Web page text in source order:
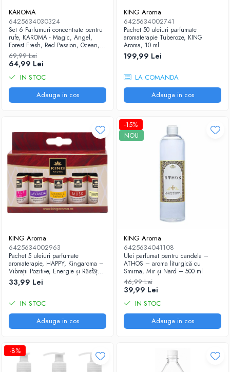
Accesorii și Difuzoare
Difuzoare Uleiuri Clasice
Suporți Conuri & bețe parfumate
Suporți Conuri Backflow
Flacoane & Recipiente
Cutii carton și soluții de expediere
Soluții Retail, B2B & Display
(Volume Mari)
Parfum pentru rufe (Bax/Vrac)
Uleiuri parfumate aromaterapie
(Pachete/Bax)
Odorizante Auto cu Pulverizator
KAROMA
6425634030324
Set 6 Parfumuri concentrate pentru
rufe, KAROMA - Magic, Angel,
Forest Fresh, Red Passion, Ocean,
Fresh Bloom, 6 x 50 ml
69,99 Lei
64,99 Lei
IN STOC
Adauga in cos
KING Aroma
6425634002741
Pachet 50 uleiuri parfumate
aromaterapie Tuberoze, KING
Aroma, 10 ml
199,99 Lei
LA COMANDA
Adauga in cos
KING Aroma
6425634002963
Pachet 5 uleiuri parfumate
aromaterapie, HAPPY, Kingaroma –
Vibrații Pozitive, Energie și Răsfăț
Senzual
33,99 Lei
IN STOC
Adauga in cos
-15%
NOU
KING Aroma
6425634041108
Ulei parfumat pentru candela –
ATHOS – aroma liturgică cu
Smirna, Mir și Nard – 500 ml
46,99 Lei
39,99 Lei
IN STOC
Adauga in cos
-8%